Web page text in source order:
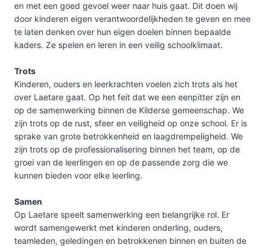
en met een goed gevoel weer naar huis gaat. Dit doen wij
door kinderen eigen verantwoordelijkheden te geven en mee
te laten denken over hun eigen doelen binnen bepaalde
kaders. Ze spelen en leren in een veilig schoolklimaat.
Trots
Kinderen, ouders en leerkrachten voelen zich trots als het
over Laetare gaat. Op het feit dat we een eenpitter zijn en
op de samenwerking binnen de Kilderse gemeenschap. We
zijn trots op de rust, sfeer en veiligheid op onze school. Er is
sprake van grote betrokkenheid en laagdrempeligheid. We
zijn trots op de professionalisering binnen het team, op de
groei van de leerlingen en op de passende zorg die we
kunnen bieden voor elke leerling.
Samen
Op Laetare speelt samenwerking een belangrijke rol. Er
wordt samengewerkt met kinderen onderling, ouders,
teamleden, geledingen en betrokkenen binnen en buiten de